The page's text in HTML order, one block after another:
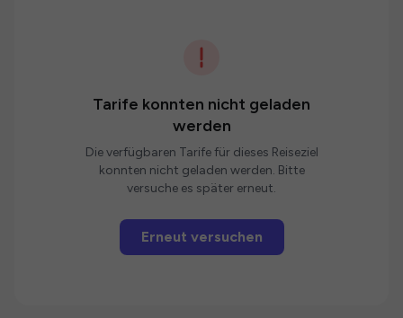
Tarife konnten nicht geladen
werden
Die verfügbaren Tarife für dieses Reiseziel
konnten nicht geladen werden. Bitte
versuche es später erneut.
Erneut versuchen